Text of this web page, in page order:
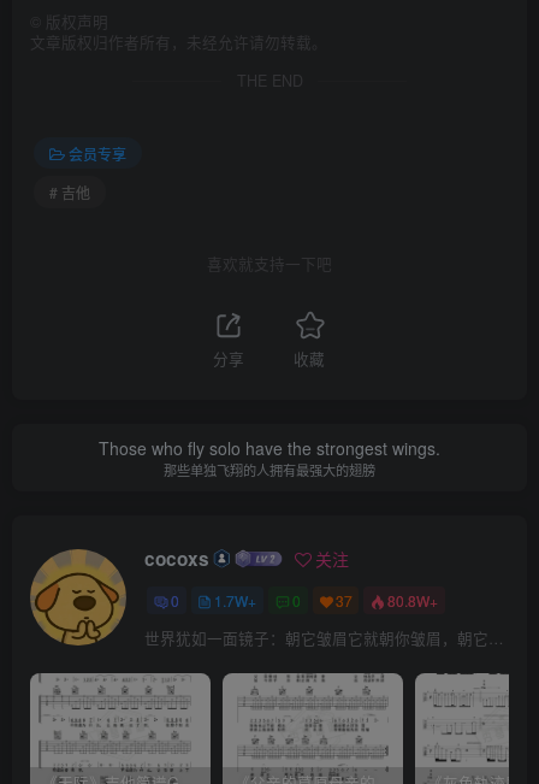
版权声明
文章版权归作者所有，未经允许请勿转载。
THE END
会员专享
# 吉他
喜欢就支持一下吧
分享 收藏
Those who fly solo have the strongest wings.
那些单独飞翔的人拥有最强大的翅膀
cocoxs 关注
0 1.7W+ 0 37 80.8W+